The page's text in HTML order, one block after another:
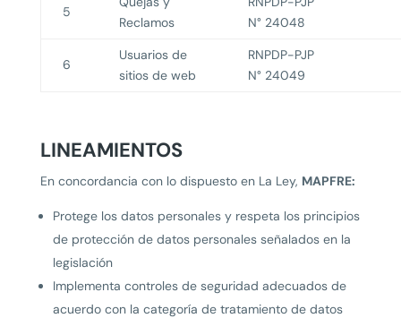
5
Reclamos
N° 24048
6
Usuarios de
sitios de web
RNPDP-PJP
N° 24049
LINEAMIENTOS
En concordancia con lo dispuesto en La Ley, MAPFRE:
Protege los datos personales y respeta los principios
de protección de datos personales señalados en la
legislación
Implementa controles de seguridad adecuados de
acuerdo con la categoría de tratamiento de datos